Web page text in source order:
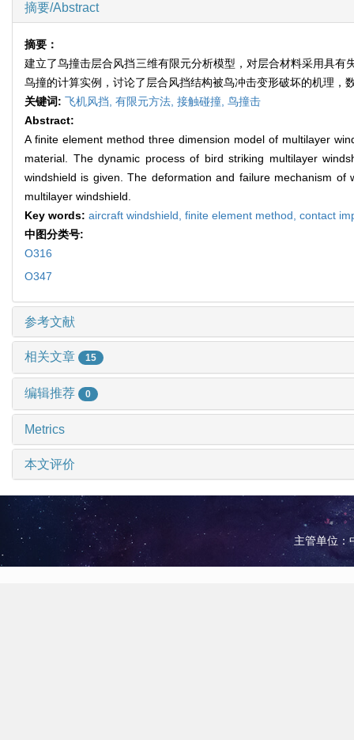
摘要/Abstract
摘要：
建立了鸟撞击层合风挡三维有限元分析模型，对层合材料采用具
鸟撞的计算实例，讨论了层合风挡结构被鸟冲击变形破坏的机理
关键词: 飞机风挡, 有限元方法, 接触碰撞, 鸟撞击
Abstract:
A finite element method three dimension model of multilayer
material. The dynamic process of bird striking multilayer
windshield is given. The deformation and failure mechanism
multilayer windshield.
Key words: aircraft windshield, finite element method, contact
中图分类号:
O316
O347
参考文献
相关文章 15
编辑推荐 0
Metrics
本文评价
主管单位：